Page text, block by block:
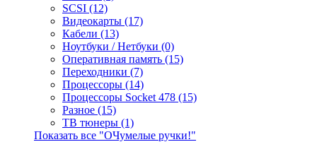
SCSI (12)
Видеокарты (17)
Кабели (13)
Ноутбуки / Нетбуки (0)
Оперативная память (15)
Переходники (7)
Процессоры (14)
Процессоры Socket 478 (15)
Разное (15)
ТВ тюнеры (1)
Показать все "ОЧумелые ручки!"